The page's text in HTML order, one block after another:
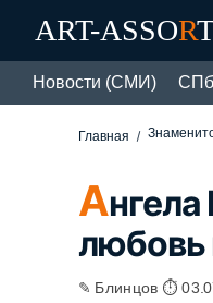
ART-ASSOR
Новости (СМИ) СПб
Главная
А
любовь
✎ Блинцов ⏱